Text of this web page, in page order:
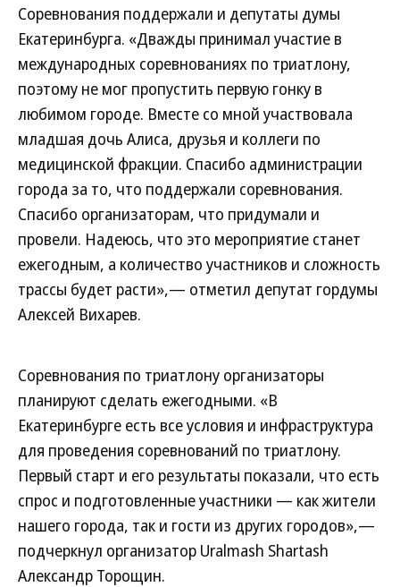
Соревнования поддержали и депутаты думы
Екатеринбурга. «Дважды принимал участие в
международных соревнованиях по триатлону,
поэтому не мог пропустить первую гонку в
любимом городе. Вместе со мной участвовала
младшая дочь Алиса, друзья и коллеги по
медицинской фракции. Спасибо администрации
города за то, что поддержали соревнования.
Спасибо организаторам, что придумали и
провели. Надеюсь, что это мероприятие станет
ежегодным, а количество участников и сложность
трассы будет расти»,— отметил депутат гордумы
Алексей Вихарев.
Соревнования по триатлону организаторы
планируют сделать ежегодными. «В
Екатеринбурге есть все условия и инфраструктура
для проведения соревнований по триатлону.
Первый старт и его результаты показали, что есть
спрос и подготовленные участники — как жители
нашего города, так и гости из других городов»,—
подчеркнул организатор Uralmash Shartash
Александр Торощин.